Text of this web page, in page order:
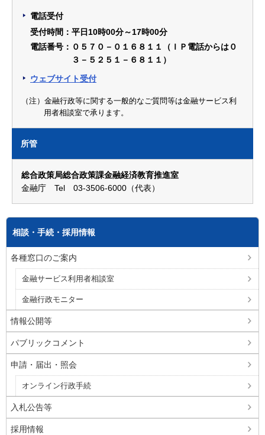
電話受付
受付時間：平日10時00分～17時00分
電話番号：０５７０－０１６８１１（ＩＰ電話からは０
３－５２５１－６８１１）
ウェブサイト受付
（注）金融行政等に関する一般的なご質問等は金融サービス利
用者相談室で承ります。
所管
総合政策局総合政策課金融経済教育推進室
金融庁 Tel 03-3506-6000（代表）
相談・手続・採用情報
各種窓口のご案内
金融サービス利用者相談室
金融行政モニター
情報公開等
パブリックコメント
申請・届出・照会
オンライン行政手続
入札公告等
採用情報